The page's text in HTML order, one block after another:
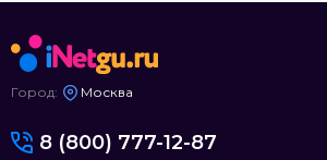
Город: Москва
8 (800) 777-12-87